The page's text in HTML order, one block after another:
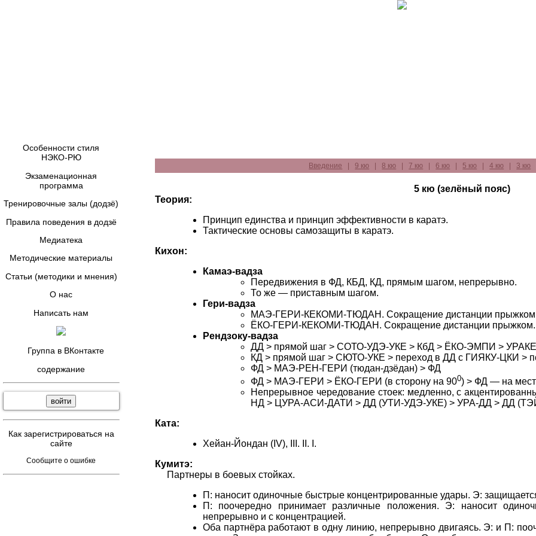
Введение 9 кю |8 кю 7 кю 6 кю 5 кю |4 кю 3 кю
5 кю (зелёный пояс)
Теория:
Принцип единства и принцип эффективности в каратэ.
Тактические основы самозащиты в каратэ.
Кихон:
Камаэ-вадза
Передвижения в ФД, КБД, КД, прямым шагом, непрерывно.
То же — приставным шагом.
Гери-вадза
МАЭ-ГЕРИ-КЕКОМИ-ТЮДАН. Сокращение дистанции
ЁКО-ГЕРИ-КЕКОМИ-ТЮДАН. Сокращение дистанции прыжком.
Рендзоку-вадза
ДД > прямой шаг > СОТО-УДЭ-УКЕ > КбД > ЁКО-ЭМПИ >
КД > прямой шаг > СЮТО-УКЕ > переход в ДД с ГИЯКУ-ЦКИ >
ФД > МАЭ-РЕН-ГЕРИ (тюдан-дзёдан) > ФД
ФД > МАЭ-ГЕРИ > ЁКО-ГЕРИ (в сторону на 900) > ФД — на
Непрерывное чередование стоек: медленно, с
НД > ЦУРА-АСИ-ДАТИ > ДД (УТИ-УДЭ-УКЕ) > УРА-ДД > ДД
Ката:
Хейан-Йондан (IV), III. II. I.
Кумитэ:
Партнеры в боевых стойках.
П: наносит одиночные быстрые концентрированные удары. Э:
П: поочередно принимает различные положения. Э: наносит
непрерывно и с концентрацией.
Оба партнёра работают в одну линию, непрерывно двигаясь. Э: и П:
Особенности стиля
НЭКО-РЮ
Экзаменационная
программа
Тренировочные залы (додзё)
Правила поведения в додзё
Медиатека
Методические материалы
Статьи (методики и мнения)
О нас
Написать нам
Группа в ВКонтакте
содержание
Как зарегистрироваться на
сайте
Сообщите о ошибке